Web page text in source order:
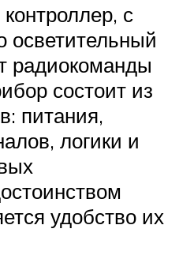
с
осветительный
радиокоманды
состоит из
питания,
логики и
удобство их